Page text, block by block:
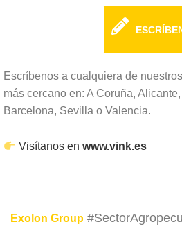
Escríbenos a cualquiera de
más cercano en: A Coruña,
Barcelona, Sevilla o Valencia.
Visítanos en www.vink.es
Exolon Group